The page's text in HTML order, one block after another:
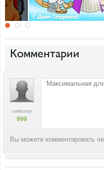
Комментарии
символов
999
Вы можете комментировать